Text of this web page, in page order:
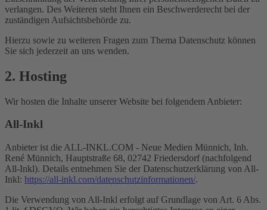
verlangen. Des Weiteren steht Ihnen ein Beschwerderecht bei der
zuständigen Aufsichtsbehörde zu.
Hierzu sowie zu weiteren Fragen zum Thema Datenschutz können
Sie sich jederzeit an uns wenden.
2. Hosting
Wir hosten die Inhalte unserer Website bei folgendem Anbieter:
All-Inkl
Anbieter ist die ALL-INKL.COM - Neue Medien Münnich, Inh.
René Münnich, Hauptstraße 68, 02742 Friedersdorf (nachfolgend
All-Inkl). Details entnehmen Sie der Datenschutzerklärung von All-
Inkl: https://all-inkl.com/datenschutzinformationen/.
Die Verwendung von All-Inkl erfolgt auf Grundlage von Art. 6 Abs.